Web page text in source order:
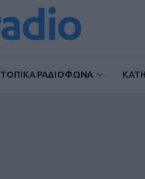
ΤΟΠΙΚΑ ΡΑΔΙΟΦΩΝΑ